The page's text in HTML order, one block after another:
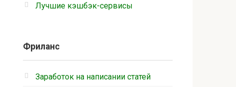
Лучшие кэшбэк-сервисы
Фриланс
Заработок на написании статей